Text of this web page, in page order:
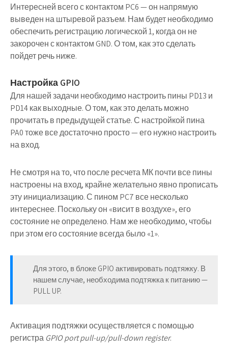
Интересней всего с контактом PC6 — он напрямую
выведен на штыревой разъем. Нам будет необходимо
обеспечить регистрацию логической 1, когда он не
закорочен с контактом GND. О том, как это сделать
пойдет речь ниже.
Настройка GPIO
Для нашей задачи необходимо настроить пины PD13 и
PD14 как выходные. О том, как это делать можно
прочитать в предыдущей статье. С настройкой пина
PA0 тоже все достаточно просто — его нужно настроить
на вход.
Не смотря на то, что после ресчета МК почти все пины
настроены на вход, крайне желательно явно прописать
эту инициализацию. С пином PC7 все несколько
интереснее. Поскольку он «висит в воздухе», его
состояние не определено. Нам же необходимо, чтобы
при этом его состояние всегда было «1».
Для этого, в блоке GPIO активировать подтяжку. В
нашем случае, необходима подтяжка к питанию —
PULL UP.
Активация подтяжки осуществляется с помощью
регистра GPIO port pull-up/pull-down register.